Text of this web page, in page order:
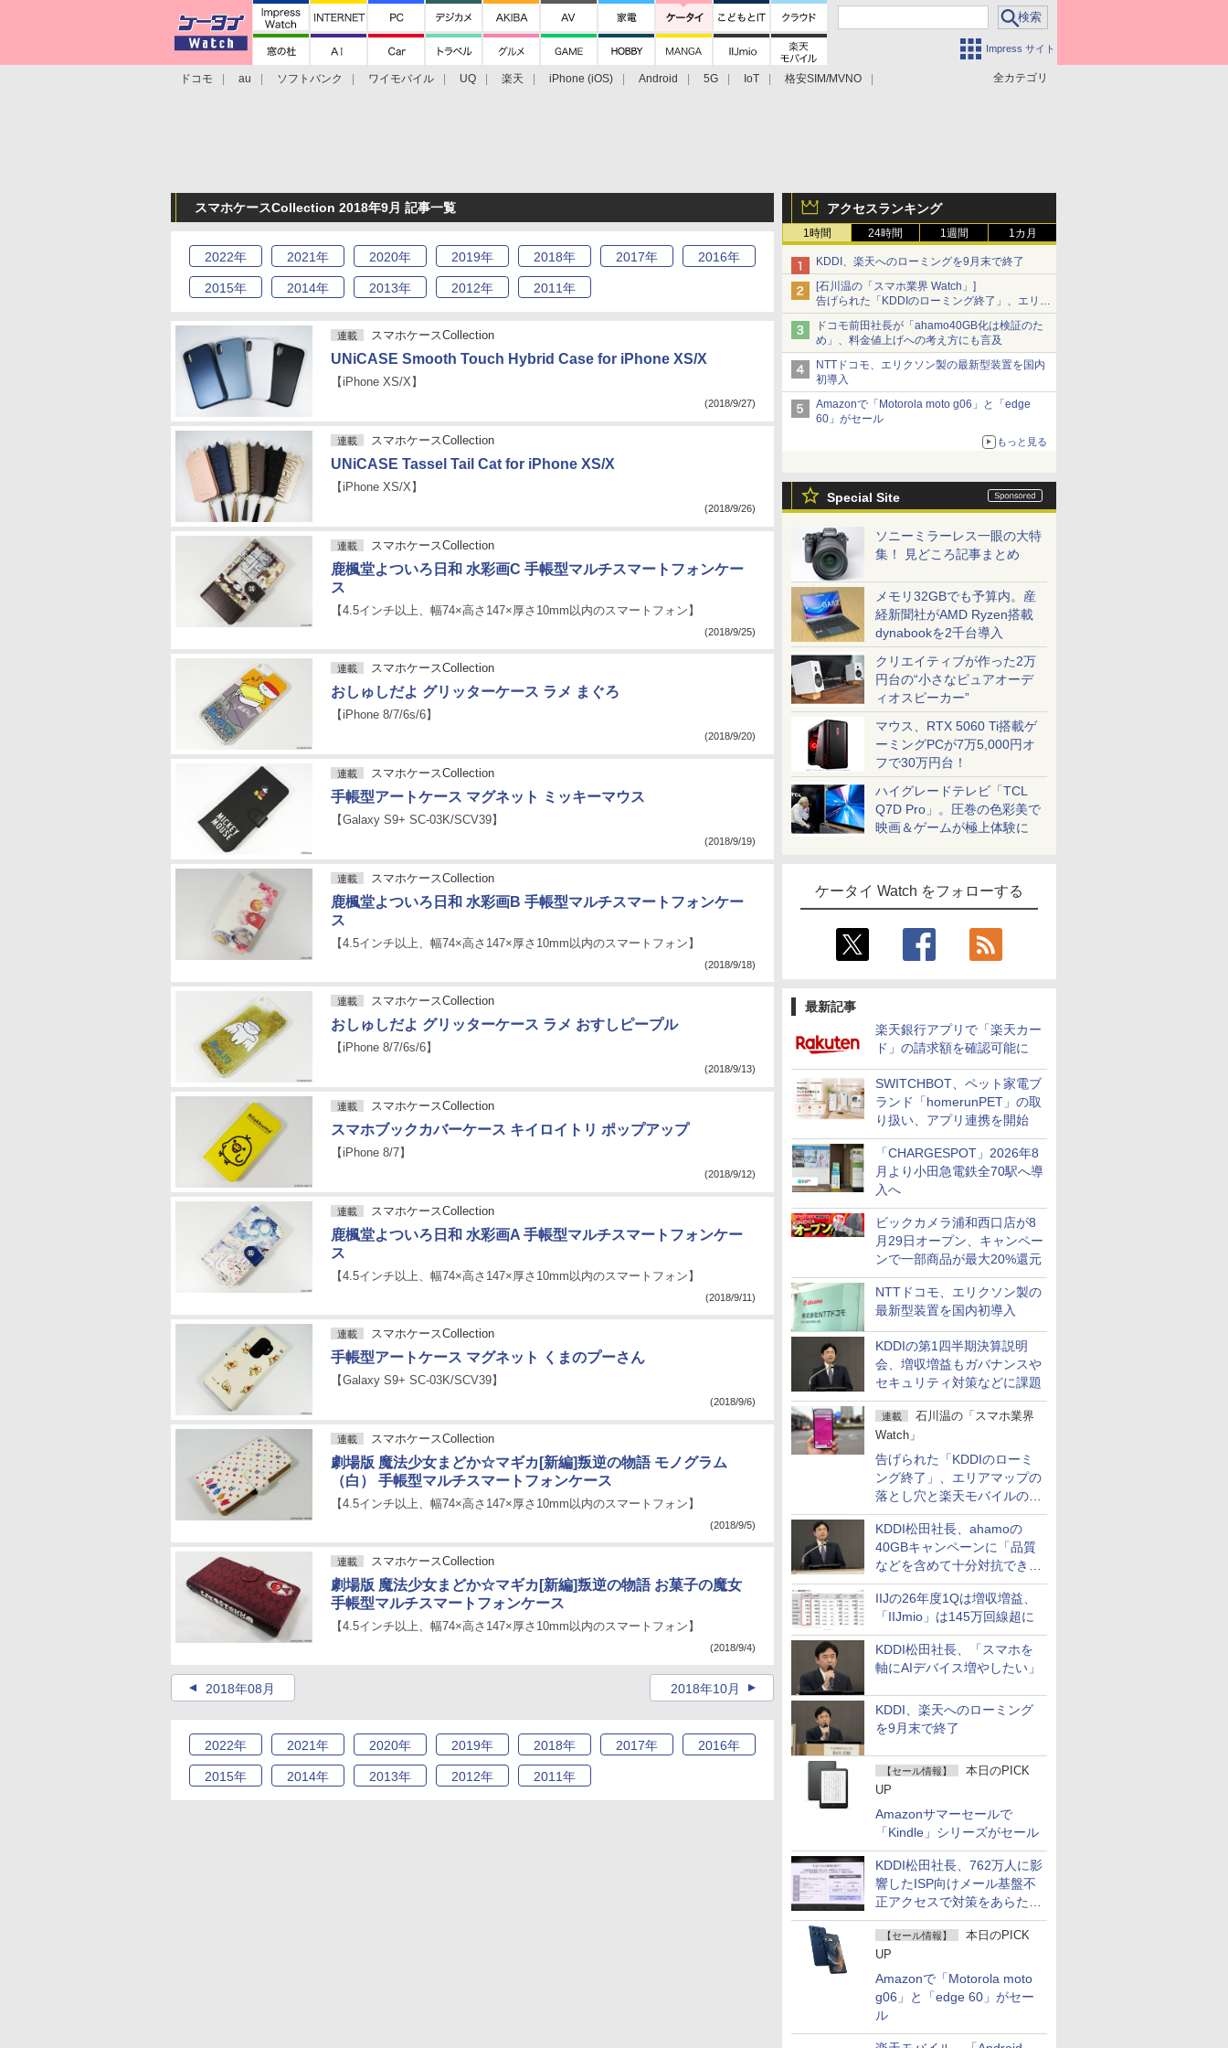
Impress サイト
全カテゴリ
ドコモ au ソフトバンク ワイモバイル UQ 楽天 iPhone (iOS) Android 5G IoT
格安SIM/MVNO
アクセスランキング
1時間 24時間 1週間 1カ月
KDDI、楽天へのローミングを9月末で終了
[石川温の「スマホ業界 Watch」]
告げられた「KDDIのローミング終了」、エリア
マップの落とし穴と楽天モバイルの課題
ドコモ前田社長が「ahamo40GB化は検証のた
め」、料金値上げへの考え方にも言及
NTTドコモ、エリクソン製の最新型装置を国内
初導入
Amazonで「Motorola moto g06」と「edge
60」がセール
もっと見る
Special Site
ソニーミラーレス一眼の大特
集！ 見どころ記事まとめ
メモリ32GBでも予算内。産
経新聞社がAMD Ryzen搭載
dynabookを2千台導入
クリエイティブが作った2万
円台の“小さなピュアオーデ
ィオスピーカー”
マウス、RTX 5060 Ti搭載ゲ
ーミングPCが7万5,000円オ
フで30万円台！
ハイグレードテレビ「TCL
Q7D Pro」。圧巻の色彩美で
映画＆ゲームが極上体験に
ケータイ Watch をフォローする
最新記事
楽天銀行アプリで「楽天カー
ド」の請求額を確認可能に
SWITCHBOT、ペット家電ブ
ランド「homerunPET」の取
り扱い、アプリ連携を開始
「CHARGESPOT」2026年8
月より小田急電鉄全70駅へ導
入へ
ビックカメラ浦和西口店が8
月29日オープン、キャンペー
ンで一部商品が最大20%還元
NTTドコモ、エリクソン製の
最新型装置を国内初導入
KDDIの第1四半期決算説明
会、増収増益もガバナンスや
セキュリティ対策などに課題
連載
石川温の「スマホ業界
Watch」
告げられた「KDDIのローミ
ング終了」、エリアマップの
落とし穴と楽天モバイルの課
題
KDDI松田社長、ahamoの
40GBキャンペーンに「品質
などを含めて十分対抗でき
る」
IIJの26年度1Qは増収増益、
「IIJmio」は145万回線超に
KDDI松田社長、「スマホを
軸にAIデバイス増やしたい」
KDDI、楽天へのローミング
を9月末で終了
【セール情報】
本日のPICK
UP
Amazonサマーセールで
「Kindle」シリーズがセール
KDDI松田社長、762万人に影
響したISP向けメール基盤不
正アクセスで対策をあらため
て説明
【セール情報】
本日のPICK
UP
Amazonで「Motorola moto
g06」と「edge 60」がセー
ル
スマホケースCollection 2018年9月 記事一覧
2022年 2021年 2020年 2019年 2018年 2017年 2016年
2015年 2014年 2013年 2012年 2011年
連載 スマホケースCollection
UNiCASE Smooth Touch Hybrid Case for iPhone XS/X
【iPhone XS/X】
(2018/9/27)
連載 スマホケースCollection
UNiCASE Tassel Tail Cat for iPhone XS/X
【iPhone XS/X】
(2018/9/26)
連載 スマホケースCollection
鹿楓堂よついろ日和 水彩画C 手帳型マルチスマートフォンケー
ス
【4.5インチ以上、幅74×高さ147×厚さ10mm以内のスマートフォン】
(2018/9/25)
連載 スマホケースCollection
おしゅしだよ グリッターケース ラメ まぐろ
【iPhone 8/7/6s/6】
(2018/9/20)
連載 スマホケースCollection
手帳型アートケース マグネット ミッキーマウス
【Galaxy S9+ SC-03K/SCV39】
(2018/9/19)
連載 スマホケースCollection
鹿楓堂よついろ日和 水彩画B 手帳型マルチスマートフォンケー
ス
【4.5インチ以上、幅74×高さ147×厚さ10mm以内のスマートフォン】
(2018/9/18)
連載 スマホケースCollection
おしゅしだよ グリッターケース ラメ おすしピープル
【iPhone 8/7/6s/6】
(2018/9/13)
連載 スマホケースCollection
スマホブックカバーケース キイロイトリ ポップアップ
【iPhone 8/7】
(2018/9/12)
連載 スマホケースCollection
鹿楓堂よついろ日和 水彩画A 手帳型マルチスマートフォンケー
ス
【4.5インチ以上、幅74×高さ147×厚さ10mm以内のスマートフォン】
(2018/9/11)
連載 スマホケースCollection
手帳型アートケース マグネット くまのプーさん
【Galaxy S9+ SC-03K/SCV39】
(2018/9/6)
連載 スマホケースCollection
劇場版 魔法少女まどか☆マギカ[新編]叛逆の物語 モノグラム
（白） 手帳型マルチスマートフォンケース
【4.5インチ以上、幅74×高さ147×厚さ10mm以内のスマートフォン】
(2018/9/5)
連載 スマホケースCollection
劇場版 魔法少女まどか☆マギカ[新編]叛逆の物語 お菓子の魔女
手帳型マルチスマートフォンケース
【4.5インチ以上、幅74×高さ147×厚さ10mm以内のスマートフォン】
(2018/9/4)
2018年08月 2018年10月
2022年 2021年 2020年 2019年 2018年 2017年 2016年
2015年 2014年 2013年 2012年 2011年